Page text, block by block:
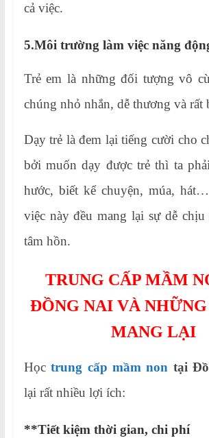
cả việc.
5.Môi trường làm việc năng
Trẻ em là những đối tượng vô
chúng nhỏ nhắn, dễ thương và rất
Dạy trẻ là đem lại tiếng cười cho
bởi muốn dạy được trẻ thì ta
hước, biết kể chuyện, múa,
việc này đều mang lại sự dễ chịu
tâm hồn.
TRUNG CẤP MẦM
ĐỒNG NAI VÀ
MANG LẠI
Họctrung cấp mầm non tại
lại rất nhiều lợi ích:
**Tiết kiệm thời gian, chi phí